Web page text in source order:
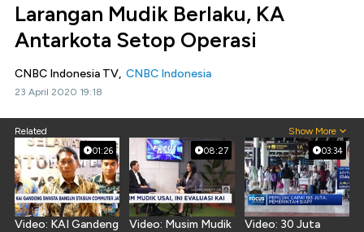
Larangan Mudik Berlaku, KA
Antarkota Setop Operasi
CNBC Indonesia TV, CNBC Indonesia
23 April 2020 19:18
Related Show More
01:26
Video: KAI Gandeng
08:27
Video: Musim Mudik
03:34
Video: 30 Juta